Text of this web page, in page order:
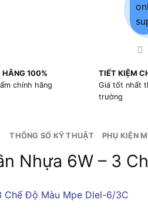
HÃNG 100%
chính hãng
TIẾT KIỆM
Giá tốt nhất
trường
THÔNG SỐ KỸ THUẬT PHỤ KIỆN
Nhựa 6W – 3